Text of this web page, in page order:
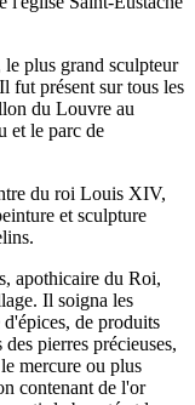
plus grand sculpteur
fut présent sur tous les
du Louvre au
et le parc de
du roi Louis XIV,
et sculpture
apothicaire du Roi,
Il soigna les
d'épices, de produits
pierres précieuses,
mercure ou plus
contenant de l'or